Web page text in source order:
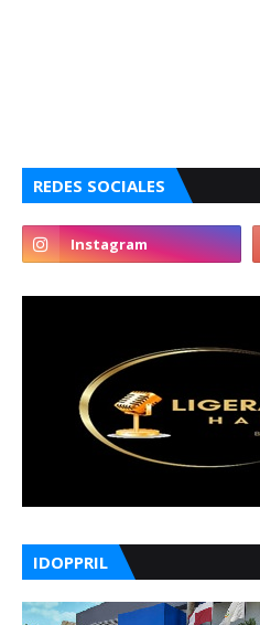
REDES SOCIALES
IDOPPRIL